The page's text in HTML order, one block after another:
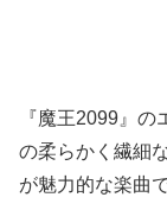
『魔王2099』
の柔らかく繊細
が魅力的な楽曲で